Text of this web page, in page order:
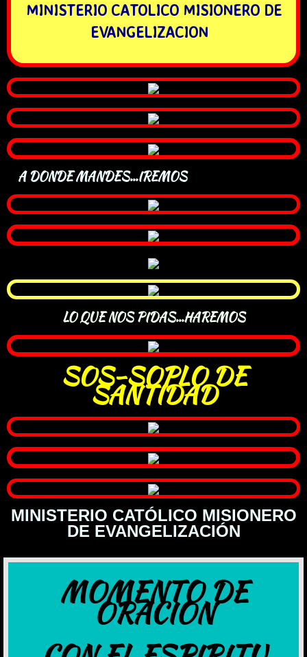
MINISTERIO CATOLICO MISIONERO DE
EVANGELIZACION
A DONDE MANDES...IREMOS
LO QUE NOS PIDAS...HAREMOS
SOS-SOPLO DE
SANTIDAD
MINISTERIO CATÓLICO MISIONERO
DE EVANGELIZACIÓN
MOMENTO DE
ORACION